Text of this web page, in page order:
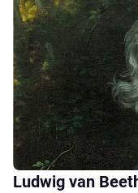
Ludwig van